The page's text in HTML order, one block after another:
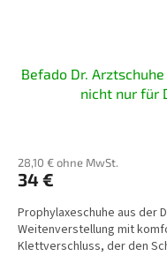
Befado Dr. Arztschuhe
nicht nur für
28,10 € ohne MwSt.
34 €
Prophylaxeschuhe aus der
Weitenverstellung mit
Klettverschluss, der den